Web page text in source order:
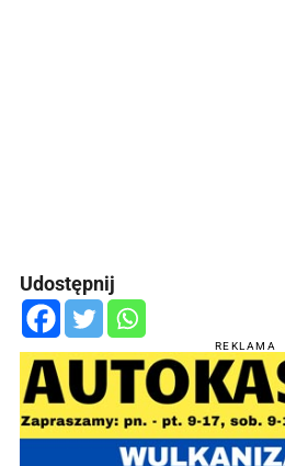
Udostępnij
REKLAMA